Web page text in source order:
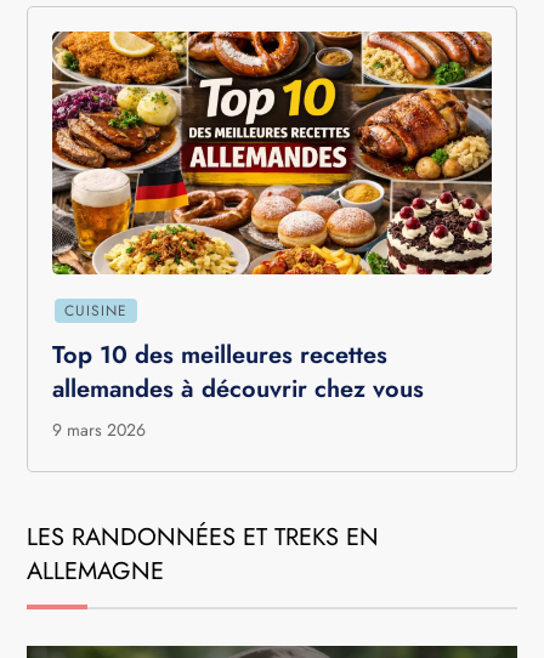
CUISINE
Top 10 des meilleures recettes
allemandes à découvrir chez vous
9 mars 2026
LES RANDONNÉES ET TREKS EN
ALLEMAGNE